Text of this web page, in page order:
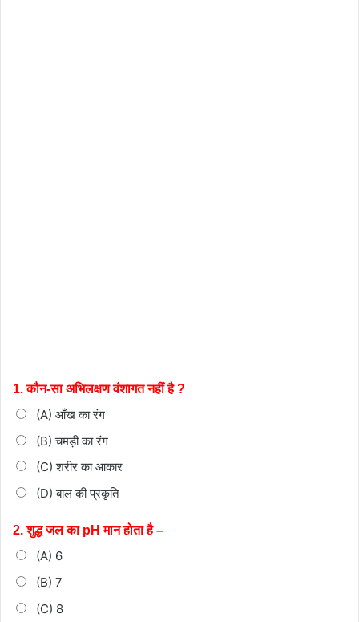
1. कौन-सा अभिलक्षण वंशागत नहीं है ?
(A) आँख का रंग
(B) चमड़ी का रंग
(C) शरीर का आकार
(D) बाल की प्रकृति
2. शुद्ध जल का pH मान होता है –
(A) 6
(B) 7
(C) 8